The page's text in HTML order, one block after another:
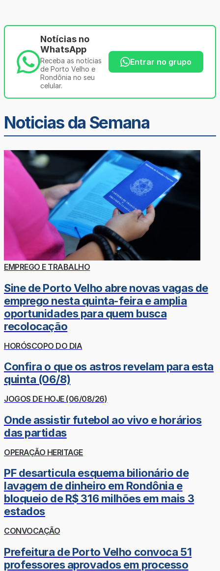
Notícias no
WhatsApp
Receba as notícias
de Porto Velho e
Rondônia no seu
celular.
Entrar no grupo
Noticias da Semana
EMPREGO E TRABALHO
Sine de Porto Velho abre novas vagas de
emprego nesta quinta-feira e amplia
oportunidades para quem busca
recolocação
HORÓSCOPO DO DIA
Confira o que os astros revelam para esta
quinta (06/8)
JOGOS DE HOJE (06/08/26)
Onde assistir futebol ao vivo e horários
das partidas
OPERAÇÃO HERITAGE
PF desarticula esquema bilionário de
lavagem de dinheiro em Rondônia e
bloqueio de R$ 316 milhões em mais 3
estados
CONVOCAÇÃO
Prefeitura de Porto Velho convoca 51
professores aprovados em processo